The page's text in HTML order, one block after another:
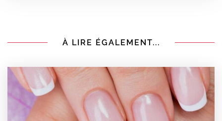
À LIRE ÉGALEMENT...